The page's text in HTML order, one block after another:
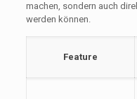
machen, sondern auch
werden können.
Feature